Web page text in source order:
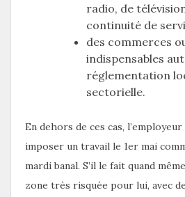
radio, de
continuité de
des commerces
indispensables
réglementation
sectorielle.
En dehors de ces cas,
imposer un travail le 1er mai
mardi banal. S’il le fait quand
zone très risquée pour lui, avec